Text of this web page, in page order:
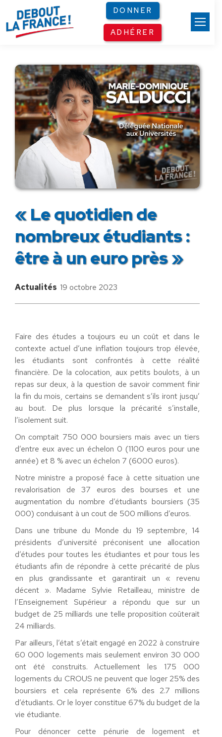
DONNER
ADHÉRER
« Le quotidien de
nombreux étudiants :
être à un euro près »
Actualités 19 octobre 2023
Faire des études a toujours eu un coût et dans le
contexte actuel d’une inflation toujours trop élevée,
les étudiants sont confrontés à cette réalité
financière. De la colocation, aux petits boulots, à un
repas sur deux, à la question de savoir comment finir
la fin du mois, certains se demandent s’ils iront jusqu’
au bout. De plus lorsque la précarité s’installe,
l’isolement suit.
On comptait 750 000 boursiers mais avec un tiers
d’entre eux avec un échelon 0 (1100 euros pour une
année) et 8 % avec un échelon 7 (6000 euros).
Notre ministre a proposé face à cette situation une
revalorisation de 37 euros des bourses et une
augmentation du nombre d’étudiants boursiers (35
000) conduisant à un cout de 500 millions d’euros.
Dans une tribune du Monde du 19 septembre, 14
présidents d’université préconisent une allocation
d’études pour toutes les étudiantes et pour tous les
étudiants afin de répondre à cette précarité de plus
en plus grandissante et garantirait un « revenu
décent ». Madame Sylvie Retailleau, ministre de
l’Enseignement Supérieur a répondu que sur un
budget de 25 milliards une telle proposition coûterait
24 milliards.
Par ailleurs, l’état s’était engagé en 2022 à construire
60 000 logements mais seulement environ 30 000
ont été construits. Actuellement les 175 000
logements du CROUS ne peuvent que loger 25% des
boursiers et cela représente 6% des 2.7 millions
d’étudiants. Or le loyer constitue 67% du budget de la
vie étudiante.
Pour dénoncer cette pénurie de logement et
Panneau de gestion des cookies